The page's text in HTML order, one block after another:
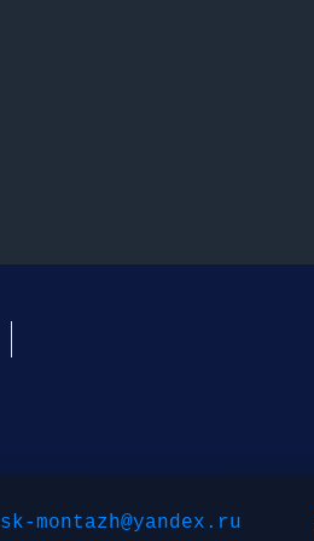
sk-montazh@yandex.ru